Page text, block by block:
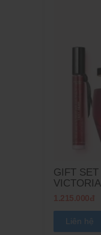
GIFT
3PCS
1.215.000đ
Liên hệ